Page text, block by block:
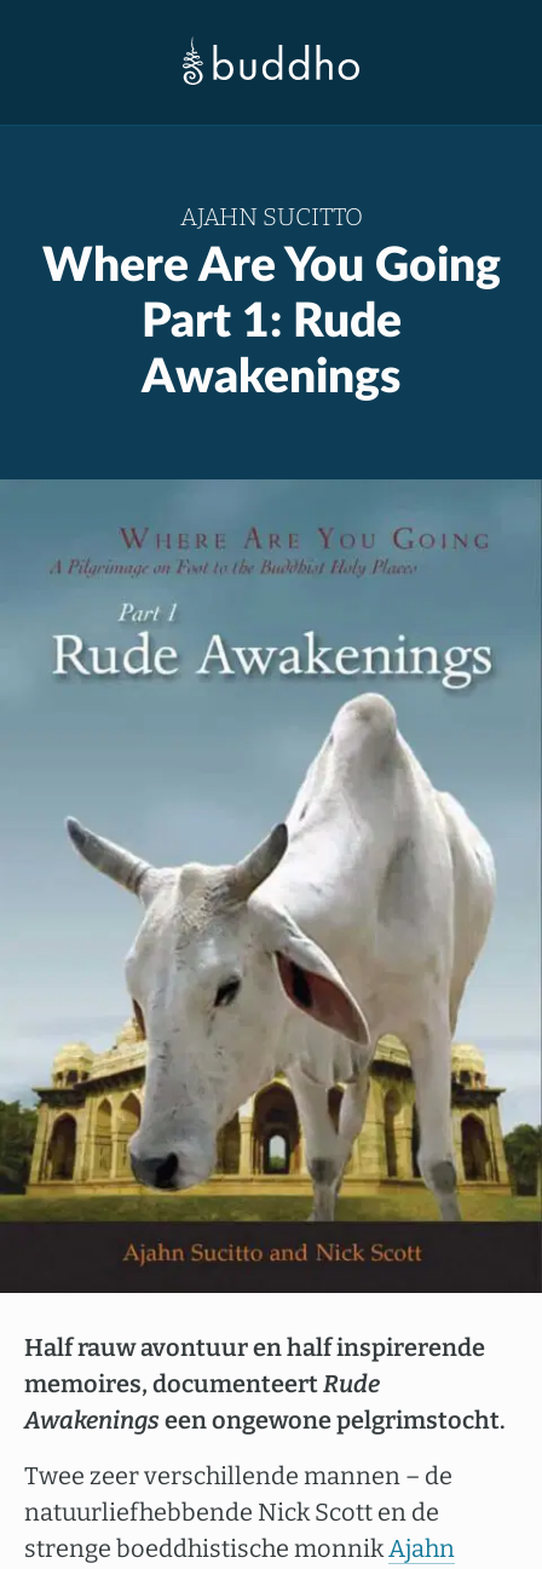
AJAHN SUCITTO
Where Are You Going
Part 1: Rude
Awakenings
Half rauw avontuur en half inspirerende
memoires, documenteertRude
Awakenings een ongewone pelgrimstocht.
Twee zeer verschillende mannen – de
natuurliefhebbende Nick Scott en de
strenge boeddhistische monnikAjahn